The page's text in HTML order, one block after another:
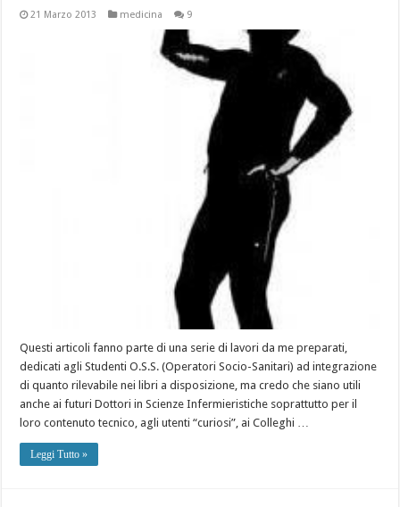
21 Marzo 2013 medicina 9
Questi articoli fanno parte di una serie di lavori da me preparati,
dedicati agli Studenti O.S.S. (Operatori Socio-Sanitari) ad integrazione
di quanto rilevabile nei libri a disposizione, ma credo che siano utili
anche ai futuri Dottori in Scienze Infermieristiche soprattutto per il
loro contenuto tecnico, agli utenti “curiosi”, ai Colleghi …
Leggi Tutto »